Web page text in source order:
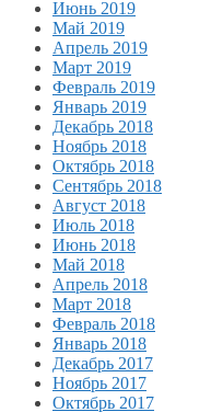
Июнь 2019
Май 2019
Апрель 2019
Март 2019
Февраль 2019
Январь 2019
Декабрь 2018
Ноябрь 2018
Октябрь 2018
Сентябрь 2018
Август 2018
Июль 2018
Июнь 2018
Май 2018
Апрель 2018
Март 2018
Февраль 2018
Январь 2018
Декабрь 2017
Ноябрь 2017
Октябрь 2017